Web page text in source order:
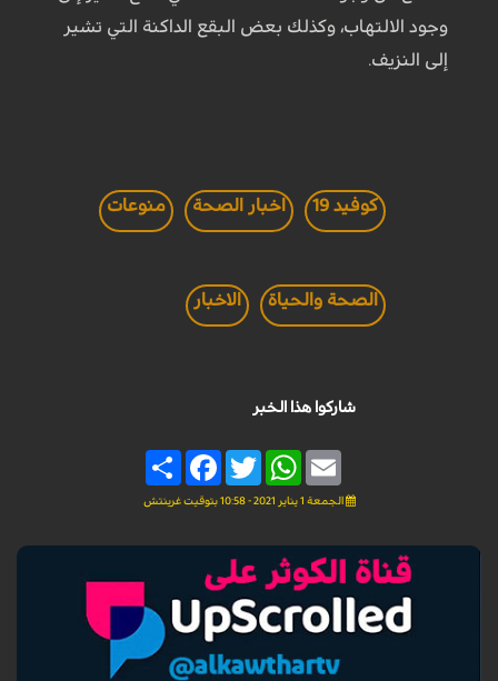
وجود الالتهاب، وكذلك بعض البقع الداكنة التي تشير
إلى النزيف.
كوفيد 19 اخبار الصحة منوعات
الصحة والحياة الاخبار
شاركوا هذا الخبر
Share
FacebookTwitter
WhatsAppEmail
الجمعة 1 يناير 2021 - 10:58 بتوقيت غرينتش